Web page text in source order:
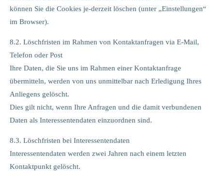
können Sie die Cookies je-derzeit löschen (unter „Einstellungen“
im Browser).
8.2. Löschfristen im Rahmen von Kontaktanfragen via E-Mail,
Telefon oder Post
Ihre Daten, die Sie uns im Rahmen einer Kontaktanfrage
übermitteln, werden von uns unmittelbar nach Erledigung Ihres
Anliegens gelöscht.
Dies gilt nicht, wenn Ihre Anfragen und die damit verbundenen
Daten als Interessentendaten einzuordnen sind.
8.3. Löschfristen bei Interessentendaten
Interessentendaten werden zwei Jahren nach einem letzten
Kontaktpunkt gelöscht.